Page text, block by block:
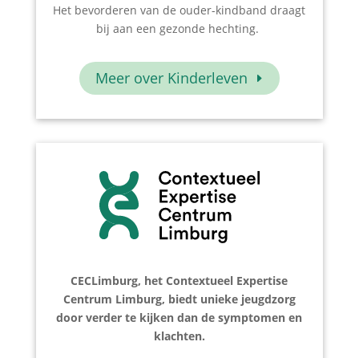
Het bevorderen van de ouder-kindband draagt
bij aan een gezonde hechting.
Meer over Kinderleven
CECLimburg, het Contextueel Expertise
Centrum Limburg, biedt unieke jeugdzorg
door verder te kijken dan de symptomen en
klachten.